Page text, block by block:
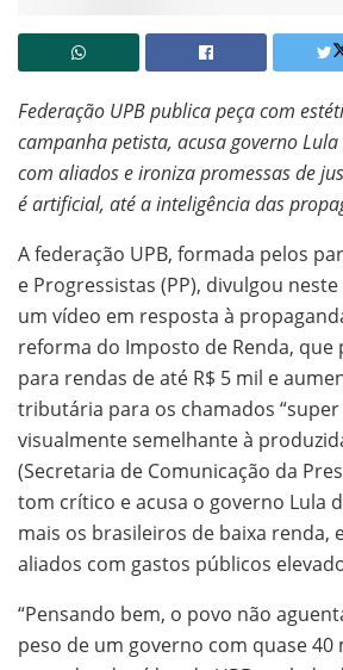
Federação UPB publica peça com
campanha petista, acusa governo
com aliados e ironiza promessas de
é artificial, até a inteligência das
A federação UPB, formada pelos
e Progressistas (PP), divulgou
um vídeo em resposta à
reforma do Imposto de Renda, que
para rendas de até R$ 5 mil e
tributária para os chamados “super
visualmente semelhante à
(Secretaria de Comunicação da
tom crítico e acusa o governo Lula
mais os brasileiros de baixa renda,
aliados com gastos públicos
“Pensando bem, o povo não
peso de um governo com quase 40